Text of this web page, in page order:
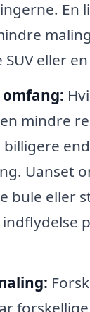
En
eller
omfang:
mindre
Uanset
bule eller